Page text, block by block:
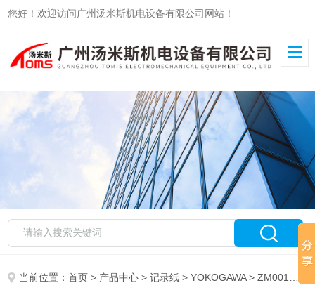
您好！欢迎访问广州汤米斯机电设备有限公司网站！
当前位置：首页 > 产品中心 >记录纸 >YOKOGAWA> ZM001记录纸